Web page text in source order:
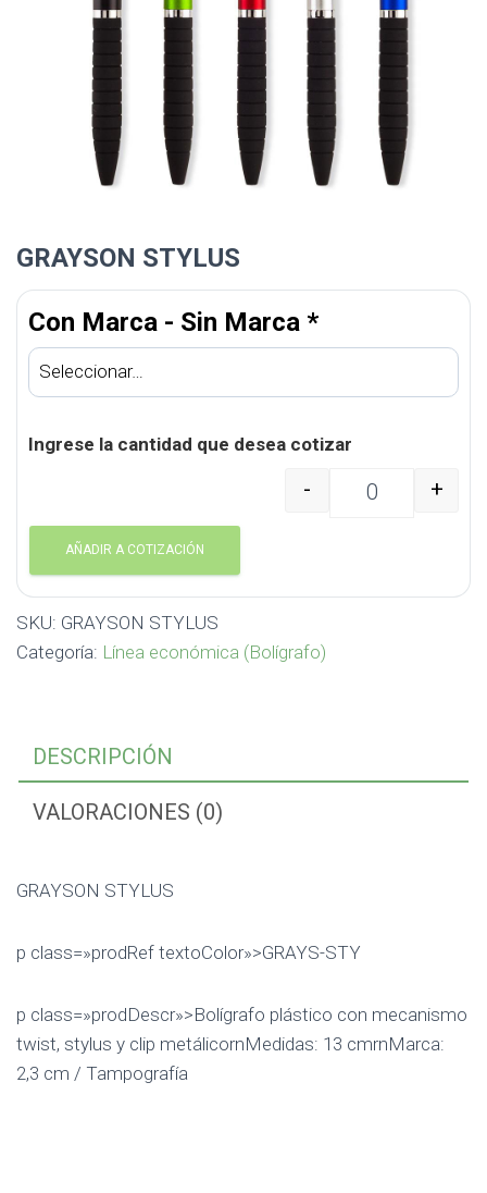
GRAYSON STYLUS
Con Marca - Sin Marca *
Ingrese la cantidad que desea cotizar
GRAYSON STYLUS
- +
AÑADIR A COTIZACIÓN
SKU: GRAYSON STYLUS
Categoría: Línea económica (Bolígrafo)
DESCRIPCIÓN
VALORACIONES (0)
GRAYSON STYLUS
p class=»prodRef textoColor»>GRAYS-STY
p class=»prodDescr»>Bolígrafo plástico con mecanismo
twist, stylus y clip metálicornMedidas: 13 cmrnMarca:
2,3 cm / Tampografía